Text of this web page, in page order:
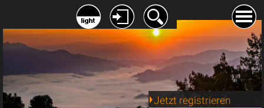
Jetzt registrieren